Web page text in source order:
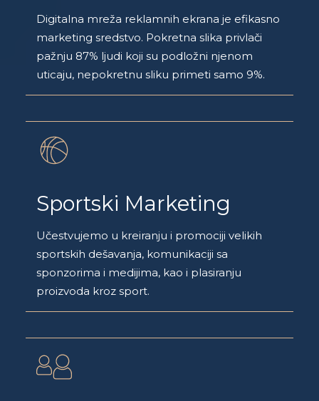
Digitalna mreža reklamnih ekrana je efikasno
marketing sredstvo. Pokretna slika privlači
pažnju 87% ljudi koji su podložni njenom
uticaju, nepokretnu sliku primeti samo 9%.
Sportski Marketing
Učestvujemo u kreiranju i promociji velikih
sportskih dešavanja, komunikaciji sa
sponzorima i medijima, kao i plasiranju
proizvoda kroz sport.